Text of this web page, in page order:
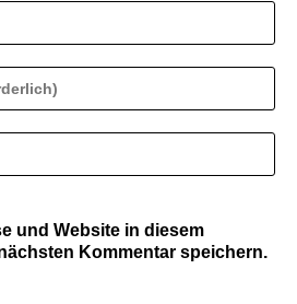
und Website in diesem
Kommentar speichern.